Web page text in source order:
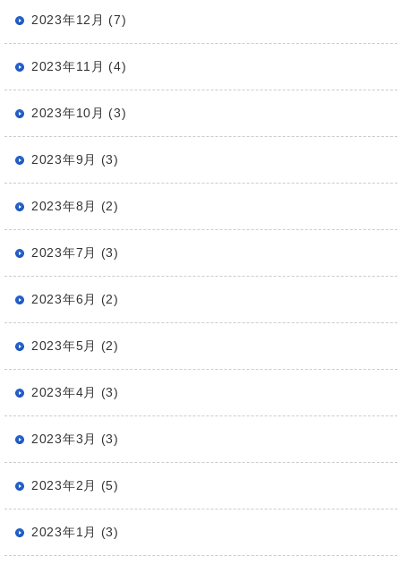
2023年12月 (7)
2023年11月 (4)
2023年10月 (3)
2023年9月 (3)
2023年8月 (2)
2023年7月 (3)
2023年6月 (2)
2023年5月 (2)
2023年4月 (3)
2023年3月 (3)
2023年2月 (5)
2023年1月 (3)